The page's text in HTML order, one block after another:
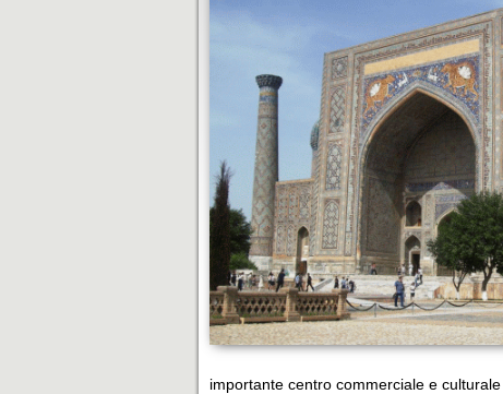
importante centro commerciale e